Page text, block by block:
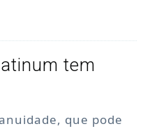
tem
que pode